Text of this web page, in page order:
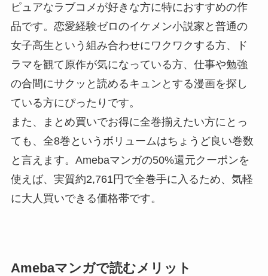
ピュアなラブコメが好きな方に特におすすめの作
品です。恋愛経験ゼロのイケメン小説家と普通の
女子高生という組み合わせにワクワクする方、ド
ラマを観て原作が気になっている方、仕事や勉強
の合間にサクッと読めるキュンとする漫画を探し
ている方にぴったりです。
また、まとめ買いでお得に全巻揃えたい方にとっ
ても、全8巻というボリュームはちょうど良い巻数
と言えます。Amebaマンガの50%還元クーポンを
使えば、実質約2,761円で全巻手に入るため、気軽
に大人買いできる価格帯です。
Amebaマンガで読むメリット